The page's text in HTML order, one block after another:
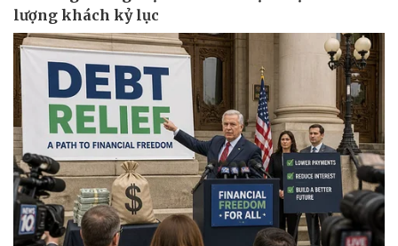
Doanh nghiệp
Thông tin doanh nghiệp
Doanh nghiệp 24h
Doanh nhân
Vì cộng đồng
Sành điệu
Tin Công nghệ
Trải nghiệm
Chuyển đổi số